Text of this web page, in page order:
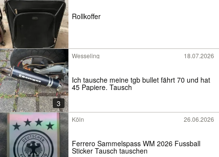
Rollkoffer
3
Wesseling 18.07.2026
Ich tausche meine tgb bullet fährt 70 und hat
45 Papiere. Tausch
Köln 26.06.2026
Ferrero Sammelspass WM 2026 Fussball
Sticker Tausch tauschen